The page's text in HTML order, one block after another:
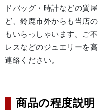
ドバッグ・時計などの質
ど、鈴鹿市外からも当店
もいらっしゃいます。ご
レスなどのジュエリーを
連絡ください。
商品の程度説明